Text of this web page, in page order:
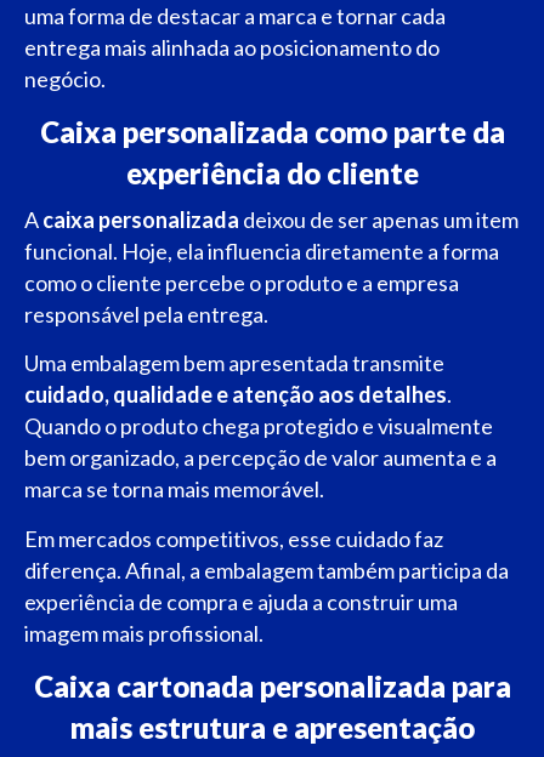
uma forma de destacar a marca e tornar cada
entrega mais alinhada ao posicionamento do
negócio.
Caixa personalizada como parte da
experiência do cliente
Acaixa personalizada deixou de ser apenas um item
funcional. Hoje, ela influencia diretamente a forma
como o cliente percebe o produto e a empresa
responsável pela entrega.
Uma embalagem bem apresentada transmite
cuidado, qualidade e atenção aos detalhes.
Quando o produto chega protegido e visualmente
bem organizado, a percepção de valor aumenta e a
marca se torna mais memorável.
Em mercados competitivos, esse cuidado faz
diferença. Afinal, a embalagem também participa da
experiência de compra e ajuda a construir uma
imagem mais profissional.
Caixa cartonada personalizada para
mais estrutura e apresentação